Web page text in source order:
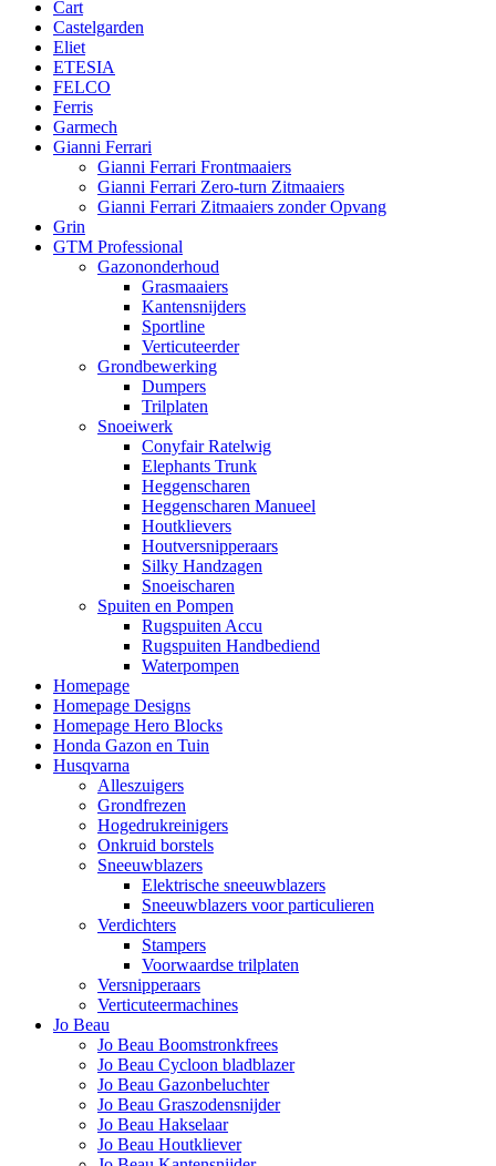
Cart
Castelgarden
Eliet
ETESIA
FELCO
Ferris
Garmech
Gianni Ferrari
Gianni Ferrari Frontmaaiers
Gianni Ferrari Zero-turn Zitmaaiers
Gianni Ferrari Zitmaaiers zonder Opvang
Grin
GTM Professional
Gazononderhoud
Grasmaaiers
Kantensnijders
Sportline
Verticuteerder
Grondbewerking
Dumpers
Trilplaten
Snoeiwerk
Conyfair Ratelwig
Elephants Trunk
Heggenscharen
Heggenscharen Manueel
Houtklievers
Houtversnipperaars
Silky Handzagen
Snoeischaren
Spuiten en Pompen
Rugspuiten Accu
Rugspuiten Handbediend
Waterpompen
Homepage
Homepage Designs
Homepage Hero Blocks
Honda Gazon en Tuin
Husqvarna
Alleszuigers
Grondfrezen
Hogedrukreinigers
Onkruid borstels
Sneeuwblazers
Elektrische sneeuwblazers
Sneeuwblazers voor particulieren
Verdichters
Stampers
Voorwaardse trilplaten
Versnipperaars
Verticuteermachines
Jo Beau
Jo Beau Boomstronkfrees
Jo Beau Cycloon bladblazer
Jo Beau Gazonbeluchter
Jo Beau Graszodensnijder
Jo Beau Hakselaar
Jo Beau Houtkliever